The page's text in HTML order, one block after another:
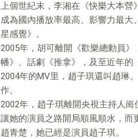
上個世紀末，李湘在《快樂大本營
成為國內播放率最高、影響力最
星感覺》。
2005年，胡可離開《歡樂總動員
幡》、話劇《推拿》，及至近年的
2004年的MV里，趙子琪還叫趙琳
作。
2002年，趙子琪離開央視主持人
讓她的演員之路開局順風順水，而
趙青楚，她已經是演員趙子琪。